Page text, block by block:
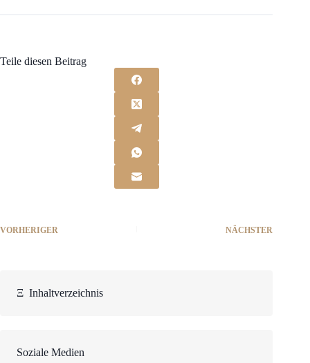
Teile diesen Beitrag
VORHERIGER NÄCHSTER
Ξ Inhaltverzeichnis
Soziale Medien